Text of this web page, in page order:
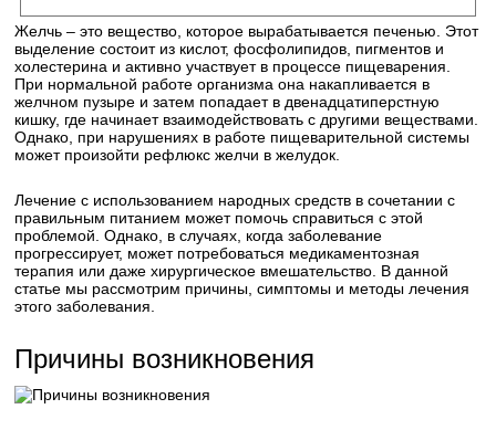
Желчь – это вещество, которое вырабатывается печенью. Этот
выделение состоит из кислот, фосфолипидов, пигментов и
холестерина и активно участвует в процессе пищеварения.
При нормальной работе организма она накапливается в
желчном пузыре и затем попадает в двенадцатиперстную
кишку, где начинает взаимодействовать с другими веществами.
Однако, при нарушениях в работе пищеварительной системы
может произойти рефлюкс желчи в желудок.
Лечение с использованием народных средств в сочетании с
правильным питанием может помочь справиться с этой
проблемой. Однако, в случаях, когда заболевание
прогрессирует, может потребоваться медикаментозная
терапия или даже хирургическое вмешательство. В данной
статье мы рассмотрим причины, симптомы и методы лечения
этого заболевания.
Причины возникновения